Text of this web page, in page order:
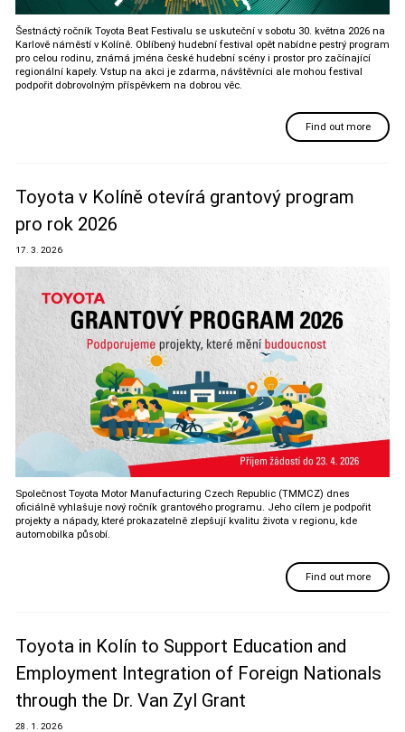
Šestnáctý ročník Toyota Beat Festivalu se uskuteční v sobotu 30. května 2026 na
Karlově náměstí v Kolíně. Oblíbený hudební festival opět nabídne pestrý program
pro celou rodinu, známá jména české hudební scény i prostor pro začínající
regionální kapely. Vstup na akci je zdarma, návštěvníci ale mohou festival
podpořit dobrovolným příspěvkem na dobrou věc.
Find out more
Toyota v Kolíně otevírá grantový program
pro rok 2026
17. 3. 2026
Společnost Toyota Motor Manufacturing Czech Republic (TMMCZ) dnes
oficiálně vyhlašuje nový ročník grantového programu. Jeho cílem je podpořit
projekty a nápady, které prokazatelně zlepšují kvalitu života v regionu, kde
automobilka působí.
Find out more
Toyota in Kolín to Support Education and
Employment Integration of Foreign Nationals
through the Dr. Van Zyl Grant
28. 1. 2026